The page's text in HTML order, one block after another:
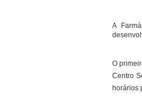
A
O
Centro
horários